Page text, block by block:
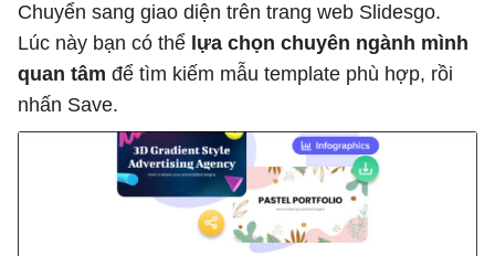
Chuyển sang giao diện trên trang web Slidesgo.
Lúc này bạn có thể lựa chọn chuyên ngành mình
quan tâm để tìm kiếm mẫu template phù hợp, rồi
nhấn Save.